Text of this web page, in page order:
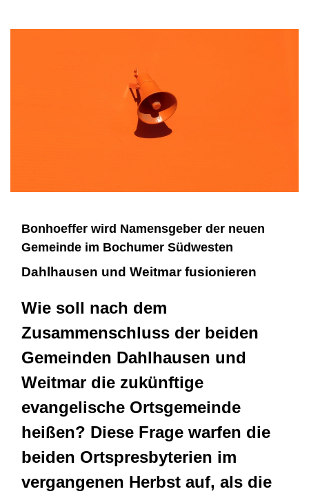
Bonhoeffer wird Namensgeber der neuen
Gemeinde im Bochumer Südwesten
Dahlhausen und Weitmar fusionieren
Wie soll nach dem
Zusammenschluss der beiden
Gemeinden Dahlhausen und
Weitmar die zukünftige
evangelische Ortsgemeinde
heißen? Diese Frage warfen die
beiden Ortspresbyterien im
vergangenen Herbst auf, als die